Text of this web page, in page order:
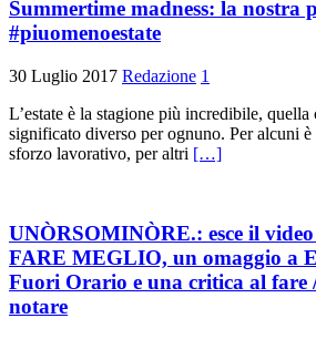
Summertime madness: la nostra
#piuomenoestate
30 Luglio 2017 Redazione 1
L’estate è la stagione più incredibile, quella
significato diverso per ognuno. Per alcuni è
sforzo lavorativo, per altri […]
UNÒRSOMINÒRE.: esce il
FARE MEGLIO, un omaggio a
Fuori Orario e una critica al fare
notare